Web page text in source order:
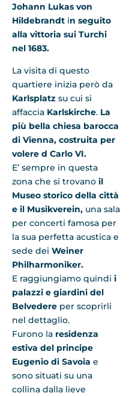
Johann Lukas von
Hildebrandt in seguito
alla vittoria sui Turchi
nel 1683.
La visita di questo
quartiere inizia però da
Karlsplatz su cui si
affaccia Karlskirche. La
più bella chiesa barocca
di Vienna, costruita per
volere d Carlo VI.
E’ sempre in questa
zona che si trovano il
Museo storico della città
e il Musikverein, una sala
per concerti famosa per
la sua perfetta acustica e
sede dei Weiner
Philharmoniker.
E raggiungiamo quindi i
palazzi e giardini del
Belvedere per scoprirli
nel dettaglio.
Furono la residenza
estiva del principe
Eugenio di Savoia e
sono situati su una
collina dalla lieve